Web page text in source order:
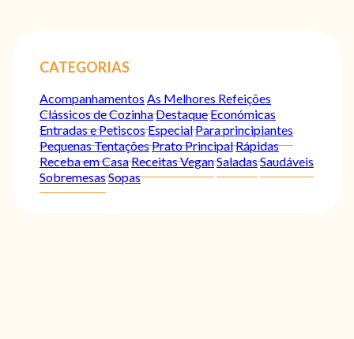
CATEGORIAS
Acompanhamentos As Melhores Refeições
Clássicos de CozinhaDestaqueEconómicas
Entradas e PetiscosEspecialPara principiantes
Pequenas TentaçõesPrato PrincipalRápidas
Receba em CasaReceitas VeganSaladasSaudáveis
SobremesasSopas